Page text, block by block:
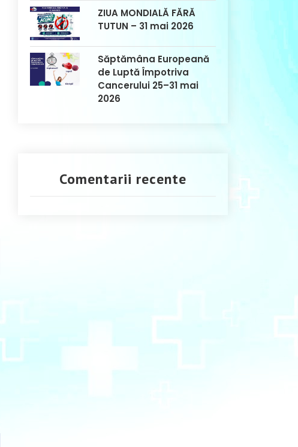
ZIUA MONDIALĂ FĂRĂ
TUTUN – 31 mai 2026
Săptămâna Europeană
de Luptă Împotriva
Cancerului 25–31 mai
2026
Comentarii recente